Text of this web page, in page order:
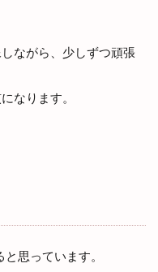
ながら、少しずつ頑張
なります。
思っています。